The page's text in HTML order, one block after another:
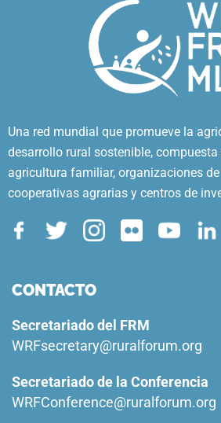
Una red mundial que promueve la
desarrollo rural sostenible,
agricultura familiar, organizaciones
cooperativas agrarias y centros de
CONTACTO
Secretariado del FRM
WRFsecretary@ruralforum.org
Secretariado de la Conferencia
WRFConference@ruralforum.org